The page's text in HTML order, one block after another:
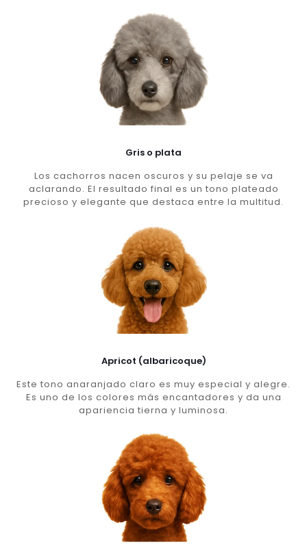
Gris o plata
Los cachorros nacen oscuros y su pelaje se va
aclarando. El resultado final es un tono plateado
precioso y elegante que destaca entre la multitud.
Apricot (albaricoque)
Este tono anaranjado claro es muy especial y alegre.
Es uno de los colores más encantadores y da una
apariencia tierna y luminosa.